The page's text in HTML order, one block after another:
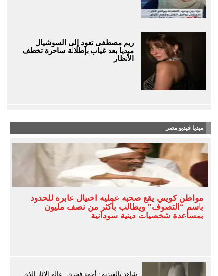
ريم مصطفى تعود إلى السوشيال
ميديا بعد غياب بإطلالة ساحرة تخطف
الأنظار
ميديا فيديو مصر
مواطن كويتي يقع ضحية عملية احتيال عابرة للحدود
باسم “التصوف” ويطالب بأكثر من نصف مليون
بمساعدة شخصيات دينية سودانية
شاهد بالفيديو : أحمد فخري.. عالم الآثار الذي